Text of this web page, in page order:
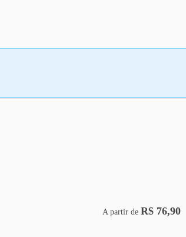
A partir de R$ 76,90